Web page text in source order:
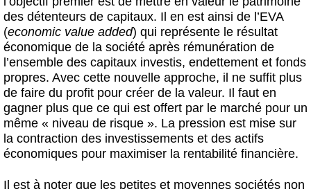
des détenteurs de capitaux. Il en est ainsi de l’EVA
(economic value added) qui représente le résultat
économique de la société après rémunération de
l’ensemble des capitaux investis, endettement et fonds
propres. Avec cette nouvelle approche, il ne suffit plus
de faire du profit pour créer de la valeur. Il faut en
gagner plus que ce qui est offert par le marché pour un
même « niveau de risque ». La pression est mise sur
la contraction des investissements et des actifs
économiques pour maximiser la rentabilité financière.
Il est à noter que les petites et moyennes sociétés non